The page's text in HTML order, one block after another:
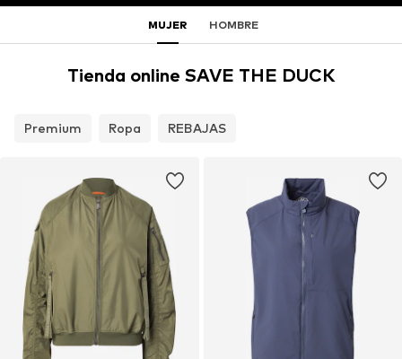
MUJER HOMBRE
Tienda online SAVE THE DUCK
Premium Ropa REBAJAS